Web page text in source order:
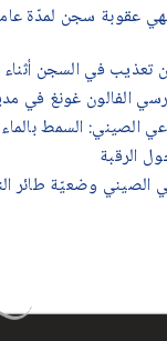
يبلغ من العمر ٣٢عامًا
في السجن
الفالون غونغ في
الصيني: السمط بالماء
الرقبة
الصيني وضعيّة طائر